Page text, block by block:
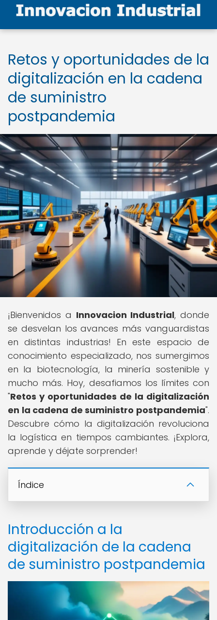
Retos y oportunidades de la
digitalización en la cadena
de suministro
postpandemia
¡Bienvenidos a Innovacion Industrial, donde
se desvelan los avances más vanguardistas
en distintas industrias! En este espacio de
conocimiento especializado, nos sumergimos
en la biotecnología, la minería sostenible y
mucho más. Hoy, desafiamos los límites con
"Retos y oportunidades de la digitalización
en la cadena de suministro postpandemia".
Descubre cómo la digitalización revoluciona
la logística en tiempos cambiantes. ¡Explora,
aprende y déjate sorprender!
Índice
Introducción a la
digitalización de la cadena
de suministro postpandemia